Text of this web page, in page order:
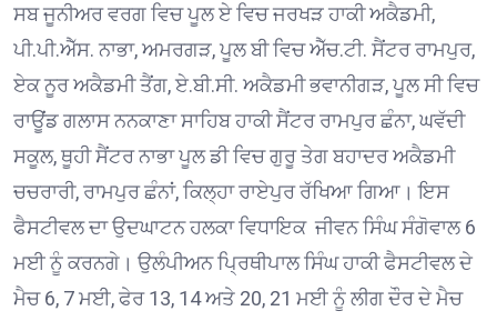
ਸਬ ਜੂਨੀਅਰ ਵਰਗ ਵਿਚ ਪੂਲ ਏ ਵਿਚ ਜਰਖੜ ਹਾਕੀ ਅਕੈਡਮੀ,
ਪੀ.ਪੀ.ਐੱਸ. ਨਾਭਾ, ਅਮਰਗੜ, ਪੂਲ ਬੀ ਵਿਚ ਐੱਚ.ਟੀ. ਸੈਂਟਰ ਰਾਮਪੁਰ,
ਏਕ ਨੂਰ ਅਕੈਡਮੀ ਤੈਂਗ, ਏ.ਬੀ.ਸੀ. ਅਕੈਡਮੀ ਭਵਾਨੀਗੜ, ਪੂਲ ਸੀ ਵਿਚ
ਰਾਊਂਡ ਗਲਾਸ ਨਨਕਾਣਾ ਸਾਹਿਬ ਹਾਕੀ ਸੈਂਟਰ ਰਾਮਪੁਰ ਛੰਨਾ, ਘਵੱਦੀ
ਸਕੂਲ, ਥੂਹੀ ਸੈਂਟਰ ਨਾਭਾ ਪੂਲ ਡੀ ਵਿਚ ਗੁਰੂ ਤੇਗ ਬਹਾਦਰ ਅਕੈਡਮੀ
ਚਚਰਾਰੀ, ਰਾਮਪੁਰ ਛੰਨਾਂ, ਕਿਲ੍ਹਾ ਰਾਏਪੁਰ ਰੱਖਿਆ ਗਿਆ। ਇਸ
ਫੈਸਟੀਵਲ ਦਾ ਉਦਘਾਟਨ ਹਲਕਾ ਵਿਧਾਇਕ ਜੀਵਨ ਸਿੰਘ ਸੰਗੋਵਾਲ 6
ਮਈ ਨੂੰ ਕਰਨਗੇ। ਉਲੰਪੀਅਨ ਪ੍ਰਿਥੀਪਾਲ ਸਿੰਘ ਹਾਕੀ ਫੈਸਟੀਵਲ ਦੇ
ਮੈਚ 6, 7 ਮਈ, ਫੇਰ 13, 14 ਅਤੇ 20, 21 ਮਈ ਨੂੰ ਲੀਗ ਦੌਰ ਦੇ ਮੈਚ